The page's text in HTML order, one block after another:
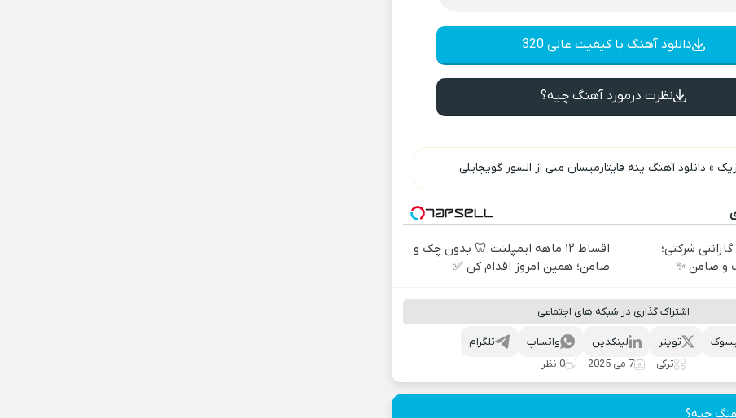
دانلود آهنگ با کیفیت عالی 320
نظرت درمورد آهنگ چیه؟
» دانلود آهنگ ینه قایتارمیسان منی از السور گویچایلی
+ گارانتی شرکتی؛
و ضامن ✨
اقساط ۱۲ ماهه ایمپلنت 🦷 بدون چک و
ضامن؛ همین امروز اقدام کن ✅
اشتراک گذاری در شبکه های اجتماعی
تلگرام واتساپ لینکدین تویتر
ترکی
7 می 2025 0 نظر
چیه؟